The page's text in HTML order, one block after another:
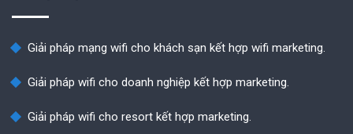
Giải pháp mạng wifi cho khách sạn kết hợp wifi marketing.
Giải pháp wifi cho doanh nghiệp kết hợp marketing.
Giải pháp wifi cho resort kết hợp marketing.